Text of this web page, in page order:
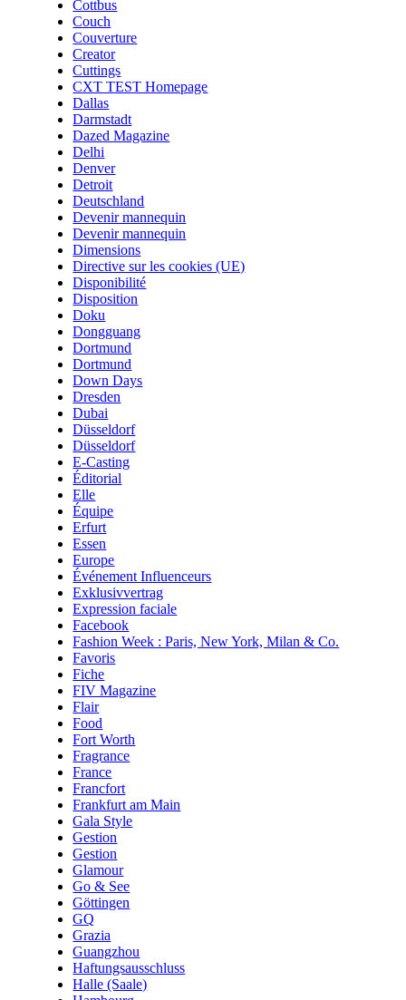
Cottbus
Couch
Couverture
Creator
Cuttings
CXT TEST Homepage
Dallas
Darmstadt
Dazed Magazine
Delhi
Denver
Detroit
Deutschland
Devenir mannequin
Devenir mannequin
Dimensions
Directive sur les cookies (UE)
Disponibilité
Disposition
Doku
Dongguang
Dortmund
Dortmund
Down Days
Dresden
Dubai
Düsseldorf
Düsseldorf
E-Casting
Éditorial
Elle
Équipe
Erfurt
Essen
Europe
Événement Influenceurs
Exklusivvertrag
Expression faciale
Facebook
Fashion Week : Paris, New York, Milan & Co.
Favoris
Fiche
FIV Magazine
Flair
Food
Fort Worth
Fragrance
France
Francfort
Frankfurt am Main
Gala Style
Gestion
Gestion
Glamour
Go & See
Göttingen
GQ
Grazia
Guangzhou
Haftungsausschluss
Halle (Saale)